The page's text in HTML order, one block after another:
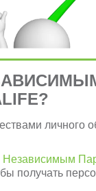
личного
Независимым
получать